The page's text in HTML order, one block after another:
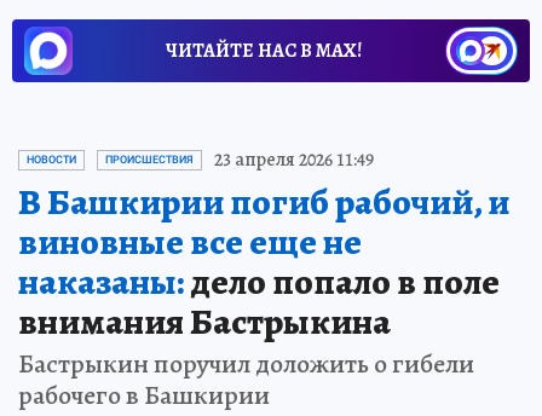
ЧИТАЙТЕ НАС В МАХ!
НОВОСТИ ПРОИСШЕСТВИЯ 23 апреля 2026 11:49
В Башкирии погиб рабочий, и
виновные все еще не
наказаны:дело попало в поле
внимания Бастрыкина
Бастрыкин поручил доложить о гибели
рабочего в Башкирии